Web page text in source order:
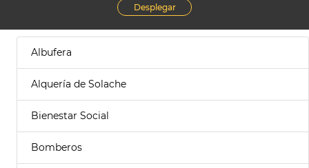
Desplegar
Albufera
Alquería de Solache
Bienestar Social
Bomberos